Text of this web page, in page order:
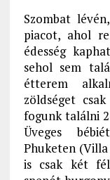
Szombat
piacot, ahol
édesség
sehol sem
étterem
zöldséget
fogunk találni
Üveges
Phuketen
is csak két